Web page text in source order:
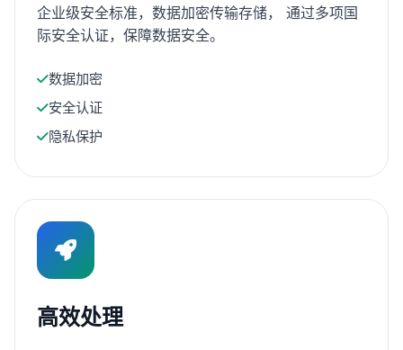
企业级安全标准，数据加密传输存储， 通过多项国
际安全认证，保障数据安全。
数据加密
安全认证
隐私保护
高效处理